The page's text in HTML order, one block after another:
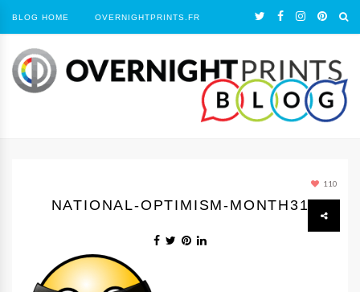
BLOG HOME OVERNIGHTPRINTS.FR
110
NATIONAL-OPTIMISM-MONTH31